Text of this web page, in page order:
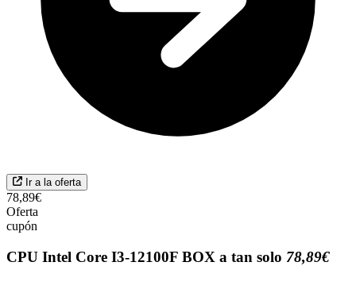
Ir a la oferta
78,89€
Oferta
cupón
CPU Intel Core I3-12100F BOX a tan solo 78,89€